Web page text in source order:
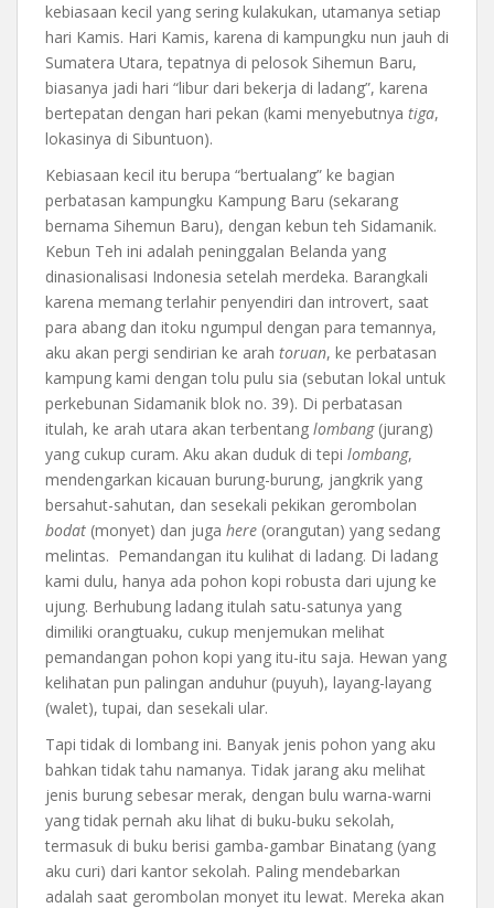
kebiasaan kecil yang sering kulakukan, utamanya setiap
hari Kamis. Hari Kamis, karena di kampungku nun jauh di
Sumatera Utara, tepatnya di pelosok Sihemun Baru,
biasanya jadi hari “libur dari bekerja di ladang”, karena
bertepatan dengan hari pekan (kami menyebutnya tiga,
lokasinya di Sibuntuon).
Kebiasaan kecil itu berupa “bertualang” ke bagian
perbatasan kampungku Kampung Baru (sekarang
bernama Sihemun Baru), dengan kebun teh Sidamanik.
Kebun Teh ini adalah peninggalan Belanda yang
dinasionalisasi Indonesia setelah merdeka. Barangkali
karena memang terlahir penyendiri dan introvert, saat
para abang dan itoku ngumpul dengan para temannya,
aku akan pergi sendirian ke arah toruan, ke perbatasan
kampung kami dengan tolu pulu sia (sebutan lokal untuk
perkebunan Sidamanik blok no. 39). Di perbatasan
itulah, ke arah utara akan terbentang lombang(jurang)
yang cukup curam. Aku akan duduk di tepi lombang,
mendengarkan kicauan burung-burung, jangkrik yang
bersahut-sahutan, dan sesekali pekikan gerombolan
bodat (monyet) dan juga here (orangutan) yang sedang
melintas. Pemandangan itu kulihat di ladang. Di ladang
kami dulu, hanya ada pohon kopi robusta dari ujung ke
ujung. Berhubung ladang itulah satu-satunya yang
dimiliki orangtuaku, cukup menjemukan melihat
pemandangan pohon kopi yang itu-itu saja. Hewan yang
kelihatan pun palingan anduhur (puyuh), layang-layang
(walet), tupai, dan sesekali ular.
Tapi tidak di lombang ini. Banyak jenis pohon yang aku
bahkan tidak tahu namanya. Tidak jarang aku melihat
jenis burung sebesar merak, dengan bulu warna-warni
yang tidak pernah aku lihat di buku-buku sekolah,
termasuk di buku berisi gamba-gambar Binatang (yang
aku curi) dari kantor sekolah. Paling mendebarkan
adalah saat gerombolan monyet itu lewat. Mereka akan